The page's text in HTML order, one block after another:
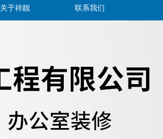
关于祥靓 联系我们